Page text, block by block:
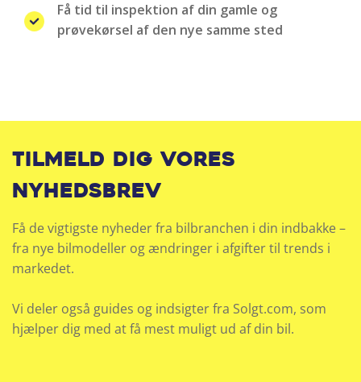
Få tid til inspektion af din gamle og
prøvekørsel af den nye samme sted
Tilmeld dig vores
nyhedsbrev
Få de vigtigste nyheder fra bilbranchen i din indbakke –
fra nye bilmodeller og ændringer i afgifter til trends i
markedet.
Vi deler også guides og indsigter fra Solgt.com, som
hjælper dig med at få mest muligt ud af din bil.